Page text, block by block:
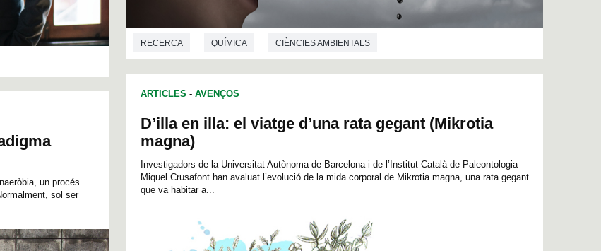
un procés
sol ser
RECERCA QUÍMICA CIÈNCIES AMBIENTALS
ARTICLES - AVENÇOS
D’illa en illa: el viatge d’una rata gegant (Mikrotia
magna)
Investigadors de la Universitat Autònoma de Barcelona i de l’Institut Català de Paleontologia
Miquel Crusafont han avaluat l’evolució de la mida corporal de Mikrotia magna, una rata gegant
que va habitar a...